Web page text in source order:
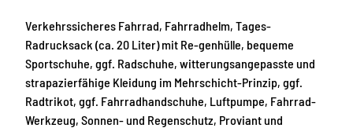
Verkehrssicheres Fahrrad, Fahrradhelm, Tages-
Radrucksack (ca. 20 Liter) mit Re-genhülle, bequeme
Sportschuhe, ggf. Radschuhe, witterungsangepasste und
strapazierfähige Kleidung im Mehrschicht-Prinzip, ggf.
Radtrikot, ggf. Fahrradhandschuhe, Luftpumpe, Fahrrad-
Werkzeug, Sonnen- und Regenschutz, Proviant und